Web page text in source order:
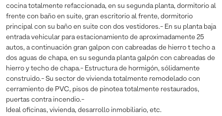
cocina totalmente refaccionada, en su segunda planta, dormitorio al
frente con baño en suite, gran escritorio al frente, dormitorio
principal con su baño en suite con dos vestidores.- En su planta baja
entrada vehicular para estacionamiento de aproximadamente 25
autos, a continuación gran galpon con cabreadas de hierro t techo a
dos aguas de chapa, en su segunda planta galpón con cabreadas de
hierro y techo de chapa.- Estructura de hormigón, sólidamente
construido.- Su sector de vivienda totalmente remodelado con
cerramiento de PVC, pisos de pinotea totalmente restaurados,
puertas contra incendio.-
Ideal oficinas, vivienda, desarrollo inmobiliario, etc.